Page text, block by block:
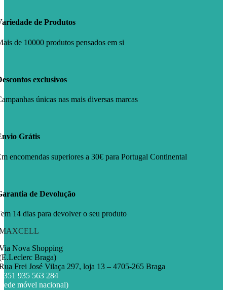
de Produtos
de 10000 produtos pensados em si
exclusivos
únicas nas mais diversas marcas
Grátis
encomendas superiores a 30€ para Portugal Continental
de Devolução
14 dias para devolver o seu produto
Nova Shopping
Braga)
Frei José Vilaça 297, loja 13 – 4705-265 Braga
935 563 284
móvel nacional)